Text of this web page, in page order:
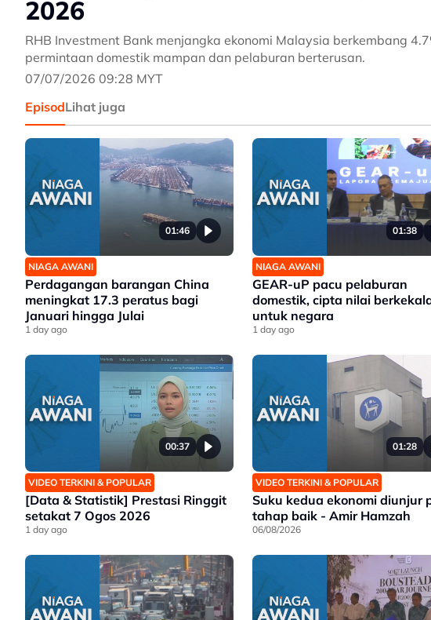
2026
RHB Investment Bank menjangka ekonomi Malaysia berkembang
permintaan domestik mampan dan pelaburan berterusan.
07/07/2026 09:28 MYT
EpisodLihat juga
01:46
NIAGA AWANI
Perdagangan barangan China
meningkat 17.3 peratus bagi
Januari hingga Julai
1 day ago
01:38
NIAGA AWANI
GEAR-uP pacu pelaburan
domestik, cipta nilai
untuk negara
1 day ago
00:37
VIDEO TERKINI & POPULAR
[Data & Statistik] Prestasi Ringgit
setakat 7 Ogos 2026
1 day ago
01:28
VIDEO TERKINI & POPULAR
Suku kedua ekonomi diunjur
tahap baik - Amir Hamzah
06/08/2026